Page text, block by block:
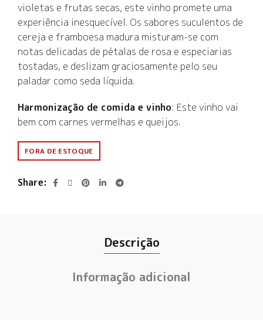
violetas e frutas secas, este vinho promete uma
experiência inesquecível. Os sabores suculentos de
cereja e framboesa madura misturam-se com
notas delicadas de pétalas de rosa e especiarias
tostadas, e deslizam graciosamente pelo seu
paladar como seda líquida.
Harmonização de comida e vinho: Este vinho vai
bem com carnes vermelhas e queijos.
FORA DE ESTOQUE
Share
Descrição
Informação adicional